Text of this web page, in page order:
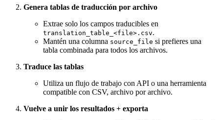
Genera tablas de traducción por archivo
Extrae solo los campos traducibles en
translation_table_<file>.csv.
Mantén una columna source_file si prefieres una
tabla combinada para todos los archivos.
Traduce las tablas
Utiliza un flujo de trabajo con API o una herramienta
compatible con CSV, archivo por archivo.
Vuelve a unir los resultados + exporta